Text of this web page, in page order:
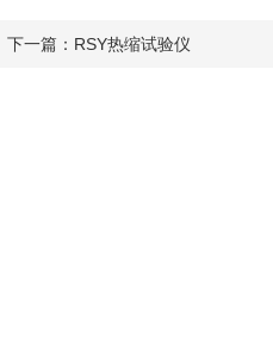
下一篇： RSY热缩试验仪